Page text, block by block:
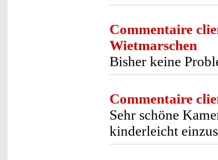
Commentaire
Wietmarschen
Bisher keine
Commentaire
Sehr schöne
kinderleicht